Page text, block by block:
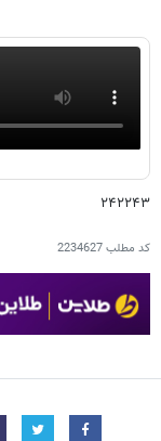
۲۴۲۲۴۳
کد مطلب2234627